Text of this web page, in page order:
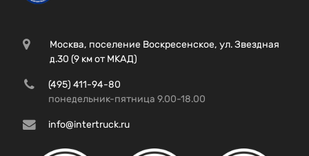
Москва, поселение Воскресенское, ул. Звездная
д.30 (9 км от МКАД)
(495) 411-94-80
понедельник-пятница 9.00-18.00
info@intertruck.ru